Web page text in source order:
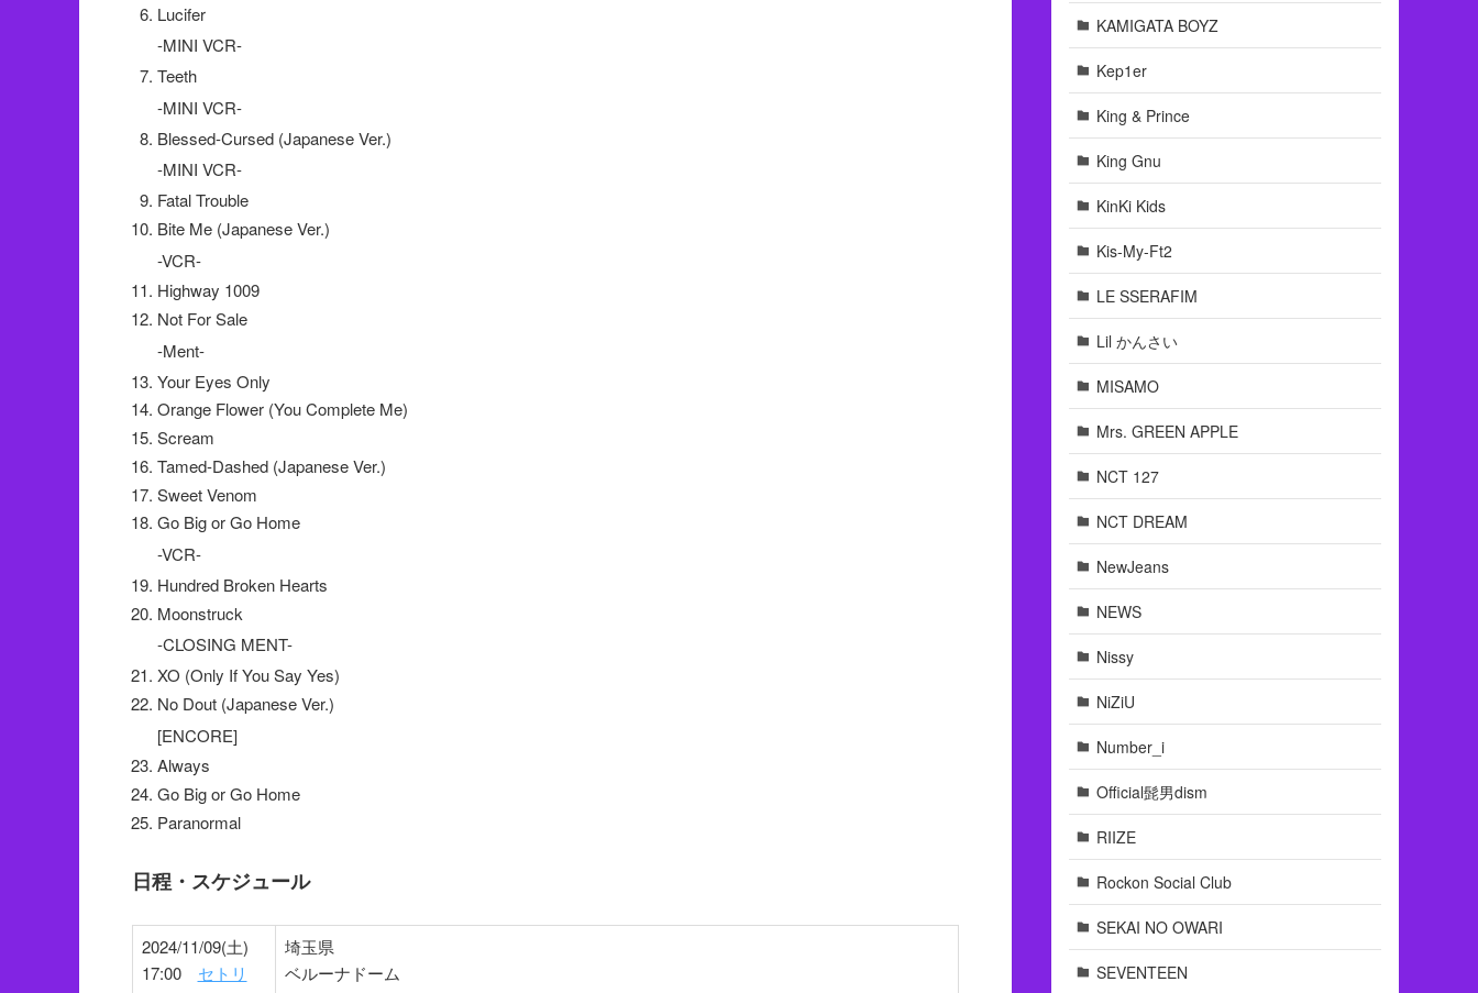
Lucifer
-MINI VCR-
Teeth
-MINI VCR-
Blessed-Cursed (Japanese Ver.)
-MINI VCR-
Fatal Trouble
Bite Me (Japanese Ver.)
-VCR-
Highway 1009
Not For Sale
-Ment-
Your Eyes Only
Orange Flower (You Complete Me)
Scream
Tamed-Dashed (Japanese Ver.)
Sweet Venom
Go Big or Go Home
-VCR-
Hundred Broken Hearts
Moonstruck
-CLOSING MENT-
XO (Only If You Say Yes)
No Dout (Japanese Ver.)
[ENCORE]
Always
Go Big or Go Home
Paranormal
日程・スケジュール
2024/11/09(土)
17:00 セトリ
埼玉県
ベルーナドーム
KAMIGATA BOYZ
Kep1er
King & Prince
King Gnu
KinKi Kids
Kis-My-Ft2
LE SSERAFIM
Lil かんさい
MISAMO
Mrs. GREEN APPLE
NCT 127
NCT DREAM
NewJeans
NEWS
Nissy
NiZiU
Number_i
Official髭男dism
RIIZE
Rockon Social Club
SEKAI NO OWARI
SEVENTEEN